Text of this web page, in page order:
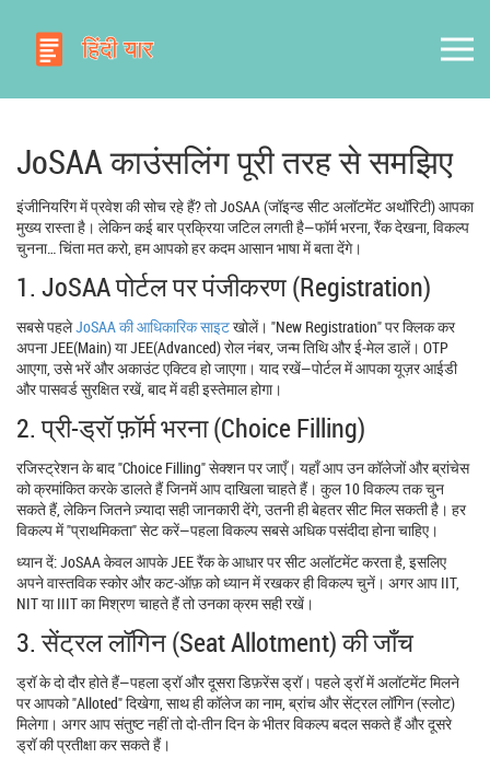
JoSAA काउंसलिंग पूरी तरह से समझिए
इंजीनियरिंग में प्रवेश की सोच रहे हैं? तो JoSAA (जॉइन्ड सीट अलॉटमेंट अथॉरिटी) आपका
मुख्य रास्ता है। लेकिन कई बार प्रक्रिया जटिल लगती है—फॉर्म भरना, रैंक देखना, विकल्प
चुनना… चिंता मत करो, हम आपको हर कदम आसान भाषा में बता देंगे।
1. JoSAA पोर्टल पर पंजीकरण (Registration)
सबसे पहलेJoSAA की आधिकारिक साइटखोलें। "New Registration" पर क्लिक कर
अपना JEE(Main) या JEE(Advanced) रोल नंबर, जन्म तिथि और ई‑मेल डालें। OTP
आएगा, उसे भरें और अकाउंट एक्टिव हो जाएगा। याद रखें—पोर्टल में आपका यूज़र आईडी
और पासवर्ड सुरक्षित रखें, बाद में वही इस्तेमाल होगा।
2. प्री-ड्रॉ फ़ॉर्म भरना (Choice Filling)
रजिस्ट्रेशन के बाद "Choice Filling" सेक्शन पर जाएँ। यहाँ आप उन कॉलेजों और ब्रांचेस
को क्रमांकित करके डालते हैं जिनमें आप दाखिला चाहते हैं। कुल 10 विकल्प तक चुन
सकते हैं, लेकिन जितने ज़्यादा सही जानकारी देंगे, उतनी ही बेहतर सीट मिल सकती है। हर
विकल्प में "प्राथमिकता" सेट करें—पहला विकल्प सबसे अधिक पसंदीदा होना चाहिए।
ध्यान दें: JoSAA केवल आपके JEE रैंक के आधार पर सीट अलॉटमेंट करता है, इसलिए
अपने वास्तविक स्कोर और कट‑ऑफ़ को ध्यान में रखकर ही विकल्प चुनें। अगर आप IIT,
NIT या IIIT का मिश्रण चाहते हैं तो उनका क्रम सही रखें।
3. सेंट्रल लॉगिन (Seat Allotment) की जाँच
ड्रॉ के दो दौर होते हैं—पहला ड्रॉ और दूसरा डिफ़रेंस ड्रॉ। पहले ड्रॉ में अलॉटमेंट मिलने
पर आपको "Alloted" दिखेगा, साथ ही कॉलेज का नाम, ब्रांच और सेंट्रल लॉगिन (स्लोट)
मिलेगा। अगर आप संतुष्ट नहीं तो दो‑तीन दिन के भीतर विकल्प बदल सकते हैं और दूसरे
ड्रॉ की प्रतीक्षा कर सकते हैं।